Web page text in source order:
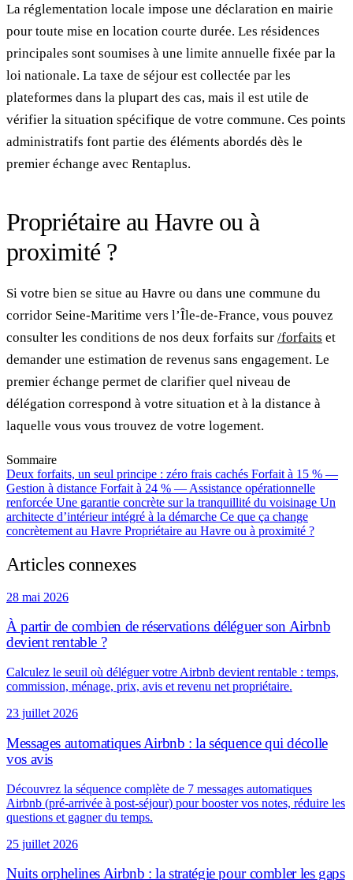
La réglementation locale impose une déclaration en mairie
pour toute mise en location courte durée. Les résidences
principales sont soumises à une limite annuelle fixée par la
loi nationale. La taxe de séjour est collectée par les
plateformes dans la plupart des cas, mais il est utile de
vérifier la situation spécifique de votre commune. Ces points
administratifs font partie des éléments abordés dès le
premier échange avec Rentaplus.
Propriétaire au Havre ou à
proximité ?
Si votre bien se situe au Havre ou dans une commune du
corridor Seine-Maritime vers l’Île-de-France, vous pouvez
consulter les conditions de nos deux forfaits sur /forfaits et
demander une estimation de revenus sans engagement. Le
premier échange permet de clarifier quel niveau de
délégation correspond à votre situation et à la distance à
laquelle vous vous trouvez de votre logement.
Sommaire
Deux forfaits, un seul principe : zéro frais cachés Forfait à 15 % —
Gestion à distance Forfait à 24 % — Assistance opérationnelle
renforcée Une garantie concrète sur la tranquillité du voisinage Un
architecte d’intérieur intégré à la démarche Ce que ça change
concrètement au Havre Propriétaire au Havre ou à proximité ?
Articles connexes
28 mai 2026
À partir de combien de réservations déléguer son Airbnb
devient rentable ?
Calculez le seuil où déléguer votre Airbnb devient rentable : temps,
commission, ménage, prix, avis et revenu net propriétaire.
23 juillet 2026
Messages automatiques Airbnb : la séquence qui décolle
vos avis
Découvrez la séquence complète de 7 messages automatiques
Airbnb (pré-arrivée à post-séjour) pour booster vos notes, réduire les
questions et gagner du temps.
25 juillet 2026
Nuits orphelines Airbnb : la stratégie pour combler les gaps